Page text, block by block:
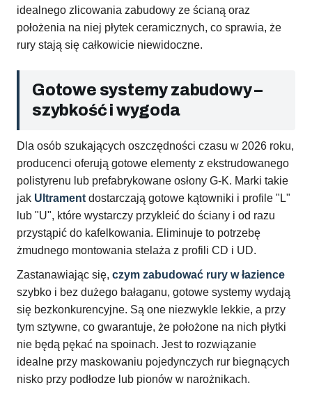
idealnego zlicowania zabudowy ze ścianą oraz
położenia na niej płytek ceramicznych, co sprawia, że
rury stają się całkowicie niewidoczne.
Gotowe systemy zabudowy –
szybkość i wygoda
Dla osób szukających oszczędności czasu w 2026 roku,
producenci oferują gotowe elementy z ekstrudowanego
polistyrenu lub prefabrykowane osłony G-K. Marki takie
jak Ultrament dostarczają gotowe kątowniki i profile "L"
lub "U", które wystarczy przykleić do ściany i od razu
przystąpić do kafelkowania. Eliminuje to potrzebę
żmudnego montowania stelaża z profili CD i UD.
Zastanawiając się, czym zabudować rury w łazience
szybko i bez dużego bałaganu, gotowe systemy wydają
się bezkonkurencyjne. Są one niezwykle lekkie, a przy
tym sztywne, co gwarantuje, że położone na nich płytki
nie będą pękać na spoinach. Jest to rozwiązanie
idealne przy maskowaniu pojedynczych rur biegnących
nisko przy podłodze lub pionów w narożnikach.